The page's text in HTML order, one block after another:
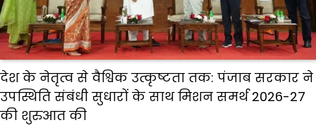
देश के नेतृत्व से वैश्विक उत्कृष्टता तक: पंजाब सरकार ने
उपस्थिति संबंधी सुधारों के साथ मिशन समर्थ 2026-27
की शुरुआत की